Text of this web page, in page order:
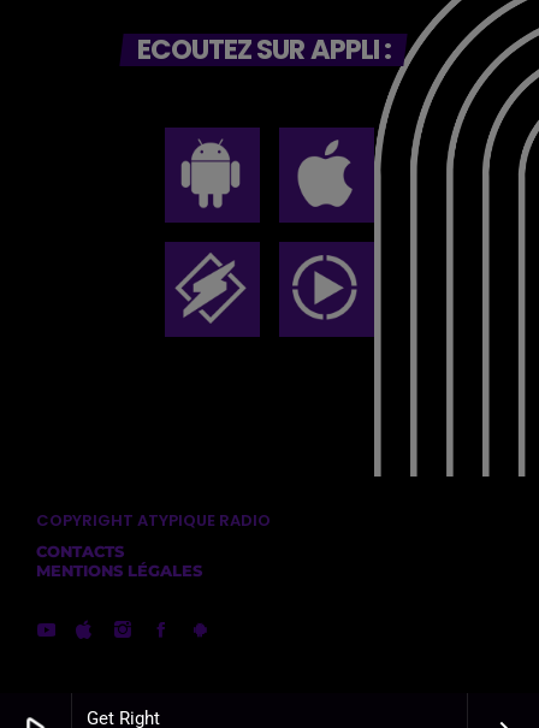
Get Right
ECOUTEZ SUR APPLI :
COPYRIGHT ATYPIQUE RADIO
CONTACTS
MENTIONS LÉGALES